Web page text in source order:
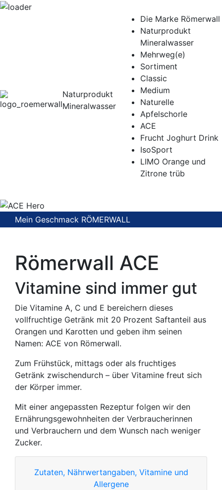
Naturprodukt
Mineralwasser
Die Marke Römerwall
Naturprodukt
Mineralwasser
Mehrweg(e)
Sortiment
Classic
Medium
Naturelle
Apfelschorle
ACE
Frucht Joghurt Drink
IsoSport
LIMO Orange und
Zitrone trüb
Mein Geschmack RÖMERWALL
Römerwall ACE
Vitamine sind immer gut
Die Vitamine A, C und E bereichern dieses
vollfruchtige Getränk mit 20 Prozent Saftanteil aus
Orangen und Karotten und geben ihm seinen
Namen: ACE von Römerwall.
Zum Frühstück, mittags oder als fruchtiges
Getränk zwischendurch – über Vitamine freut sich
der Körper immer.
Mit einer angepassten Rezeptur folgen wir den
Ernährungsgewohnheiten der Verbraucherinnen
und Verbrauchern und dem Wunsch nach weniger
Zucker.
Zutaten, Nährwertangaben, Vitamine und
Allergene